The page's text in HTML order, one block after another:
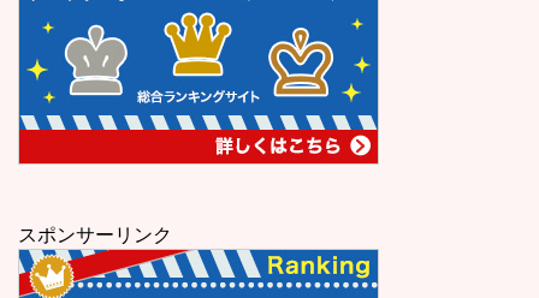
スポンサーリンク